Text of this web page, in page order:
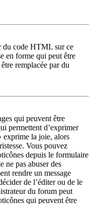
du code HTML sur ce
en forme qui peut être
remplacée par du
qui peuvent être
permettent d’exprimer
exprime la joie, alors
Vous pouvez
depuis le formulaire
ne pas abuser des
rendre un message
de l’éditer ou de le
du forum peut
qui peuvent être